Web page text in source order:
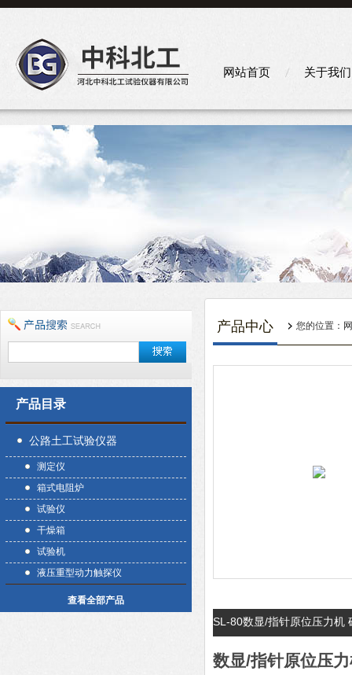
网站首页 关于我们
产品目录
公路土工试验仪器
测定仪
箱式电阻炉
试验仪
干燥箱
试验机
液压重型动力触探仪
查看全部产品
产品中心 您的位置：
SL-80数显/指针原位压力机
数显/指针原位压